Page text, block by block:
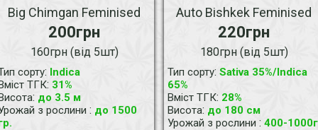
Big Chimgan Feminised
200грн
160грн (від 5шт)
сорту: Indica
ТГК: 31%
: до 3.5 м
з рослини : до 1500
Auto Bishkek Feminised
220грн
180грн (від 5шт)
Тип сорту: Sativa 35%/Indica
65%
Вміст ТГК: 28%
Висота: до 180 см
Урожай з рослини : 400-1000г